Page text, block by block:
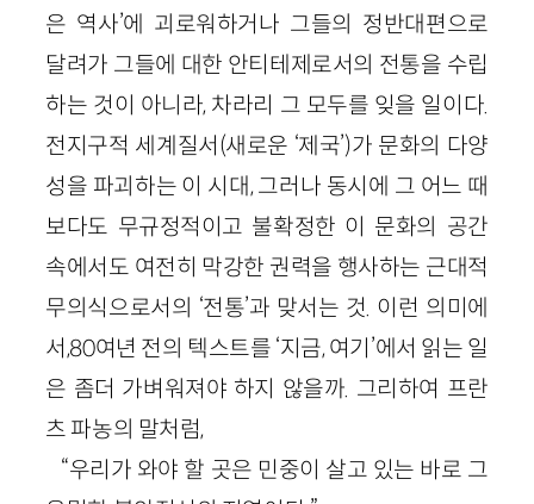
은 역사’에 괴로워하거나 그들의 정반대편으로
달려가 그들에 대한 안티테제로서의 전통을 수립
하는 것이 아니라, 차라리 그 모두를 잊을 일이다.
전지구적 세계질서(새로운 ‘제국’)가 문화의 다양
성을 파괴하는 이 시대, 그러나 동시에 그 어느 때
보다도 무규정적이고 불확정한 이 문화의 공간
속에서도 여전히 막강한 권력을 행사하는 근대적
무의식으로서의 ‘전통’과 맞서는 것. 이런 의미에
서,80여년 전의 텍스트를 ‘지금, 여기’에서 읽는 일
은 좀더 가벼워져야 하지 않을까. 그리하여 프란
츠 파농의 말처럼,
“우리가 와야 할 곳은 민중이 살고 있는 바로 그